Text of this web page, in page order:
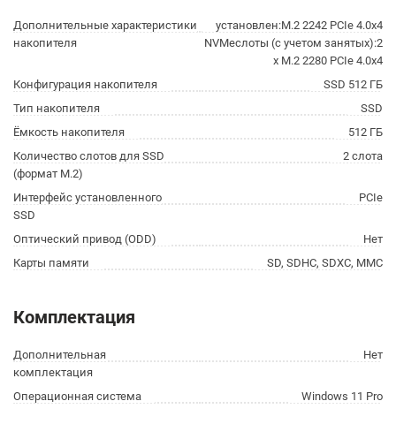
Дополнительные характеристики
накопителя
установлен:M.2 2242 PCIe 4.0x4
NVMeслоты (с учетом занятых):2
x M.2 2280 PCIe 4.0x4
Конфигурация накопителя
SSD 512 ГБ
Тип накопителя
SSD
Ёмкость накопителя
512 ГБ
Количество слотов для SSD
(формат M.2)
2 слота
Интерфейс установленного
SSD
PCIe
Оптический привод (ODD)
Нет
Карты памяти
SD, SDHC, SDXC, MMC
Комплектация
Дополнительная
комплектация
Нет
Операционная система Windows 11 Pro